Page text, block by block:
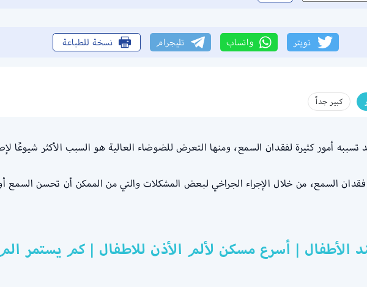
تويتر واتساب تليجرام نسخة للطباعة
كبير جداً
أمور كثيرة لفقدان السمع، ومنها التعرض للضوضاء العالية هو السبب الأكثر شيوعًا
فقدان السمع، من خلال الإجراء الجراخي لبعض المشكلات والتي من الممكن أن تحسن السمع
الأطفال | أسرع مسكن لألم الأذن للاطفال | كم يستمر